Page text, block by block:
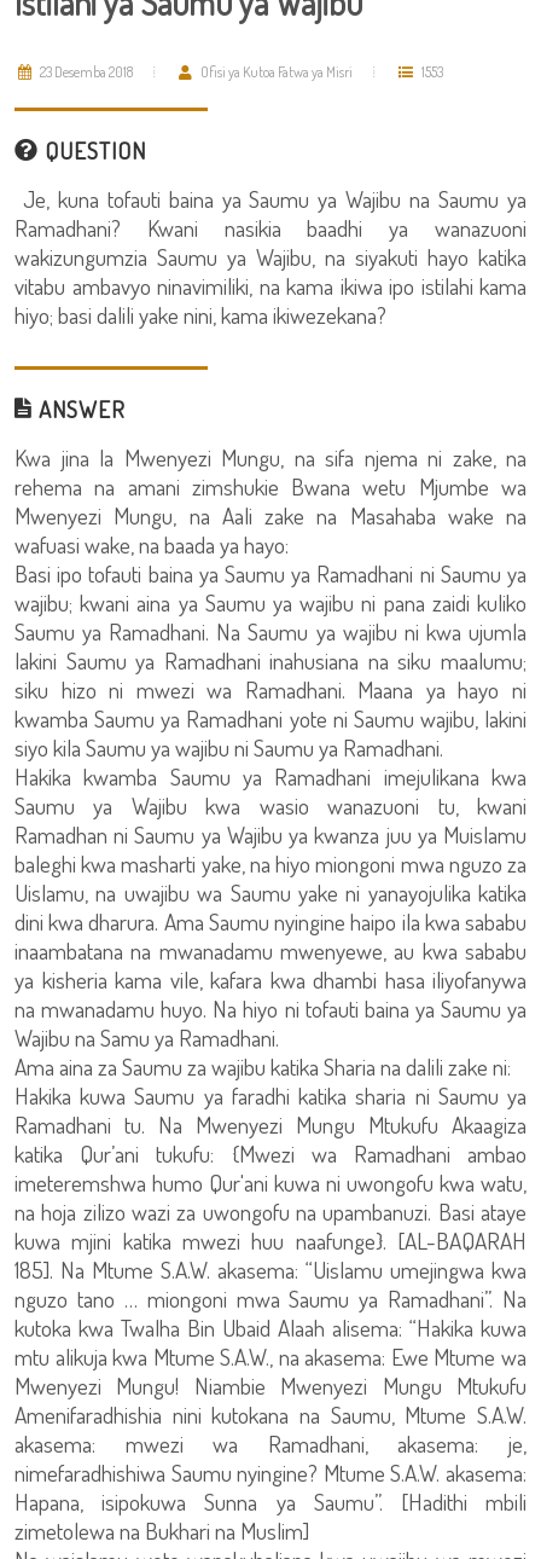
23 Desemba 2018 Ofisi ya Kutoa Fatwa ya Misri 1553
QUESTION
Je, kuna tofauti baina ya Saumu ya Wajibu na Saumu ya
Ramadhani? Kwani nasikia baadhi ya wanazuoni
wakizungumzia Saumu ya Wajibu, na siyakuti hayo katika
vitabu ambavyo ninavimiliki, na kama ikiwa ipo istilahi kama
hiyo; basi dalili yake nini, kama ikiwezekana?
ANSWER
Kwa jina la Mwenyezi Mungu, na sifa njema ni zake, na
rehema na amani zimshukie Bwana wetu Mjumbe wa
Mwenyezi Mungu, na Aali zake na Masahaba wake na
wafuasi wake, na baada ya hayo:
Basi ipo tofauti baina ya Saumu ya Ramadhani ni Saumu ya
wajibu; kwani aina ya Saumu ya wajibu ni pana zaidi kuliko
Saumu ya Ramadhani. Na Saumu ya wajibu ni kwa ujumla
lakini Saumu ya Ramadhani inahusiana na siku maalumu;
siku hizo ni mwezi wa Ramadhani. Maana ya hayo ni
kwamba Saumu ya Ramadhani yote ni Saumu wajibu, lakini
siyo kila Saumu ya wajibu ni Saumu ya Ramadhani.
Hakika kwamba Saumu ya Ramadhani imejulikana kwa
Saumu ya Wajibu kwa wasio wanazuoni tu, kwani
Ramadhan ni Saumu ya Wajibu ya kwanza juu ya Muislamu
baleghi kwa masharti yake, na hiyo miongoni mwa nguzo za
Uislamu, na uwajibu wa Saumu yake ni yanayojulika katika
dini kwa dharura. Ama Saumu nyingine haipo ila kwa sababu
inaambatana na mwanadamu mwenyewe, au kwa sababu
ya kisheria kama vile, kafara kwa dhambi hasa iliyofanywa
na mwanadamu huyo. Na hiyo ni tofauti baina ya Saumu ya
Wajibu na Samu ya Ramadhani.
Ama aina za Saumu za wajibu katika Sharia na dalili zake ni:
Hakika kuwa Saumu ya faradhi katika sharia ni Saumu ya
Ramadhani tu. Na Mwenyezi Mungu Mtukufu Akaagiza
katika Qur’ani tukufu: {Mwezi wa Ramadhani ambao
imeteremshwa humo Qur'ani kuwa ni uwongofu kwa watu,
na hoja zilizo wazi za uwongofu na upambanuzi. Basi ataye
kuwa mjini katika mwezi huu naafunge}. [AL-BAQARAH
185]. Na Mtume S.A.W. akasema: “Uislamu umejingwa kwa
nguzo tano … miongoni mwa Saumu ya Ramadhani”. Na
kutoka kwa Twalha Bin Ubaid Alaah alisema: “Hakika kuwa
mtu alikuja kwa Mtume S.A.W., na akasema: Ewe Mtume wa
Mwenyezi Mungu! Niambie Mwenyezi Mungu Mtukufu
Amenifaradhishia nini kutokana na Saumu, Mtume S.A.W.
akasema: mwezi wa Ramadhani, akasema: je,
nimefaradhishiwa Saumu nyingine? Mtume S.A.W. akasema:
Hapana, isipokuwa Sunna ya Saumu”. [Hadithi mbili
zimetolewa na Bukhari na Muslim]